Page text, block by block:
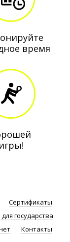
время
игры!
Сертификаты
для государства
Контакты